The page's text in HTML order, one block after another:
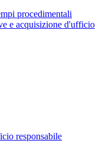
procedimentali
e acquisizione d'ufficio
responsabile